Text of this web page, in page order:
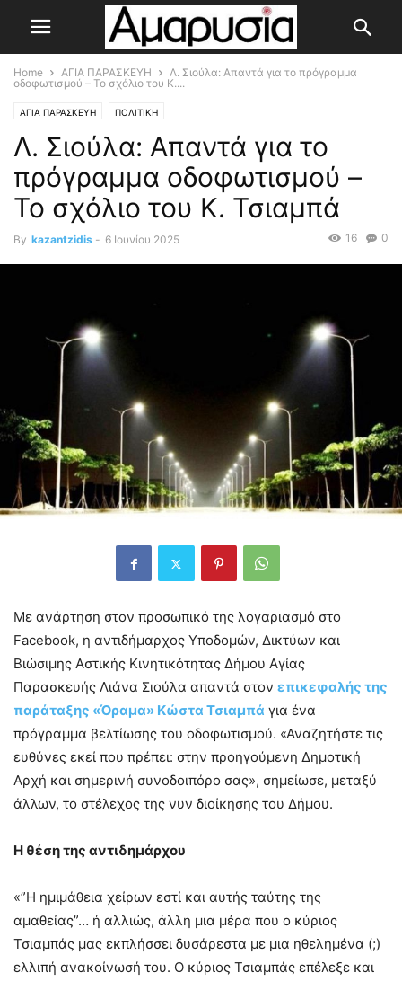
Home ΑΓΙΑ ΠΑΡΑΣΚΕΥΗ
Λ. Σιούλα: Απαντά για το πρόγραμμα
οδοφωτισμού – To σχόλιο του Κ....
ΑΓΙΑ ΠΑΡΑΣΚΕΥΗ ΠΟΛΙΤΙΚΗ
Λ. Σιούλα: Απαντά για το
πρόγραμμα οδοφωτισμού –
To σχόλιο του Κ. Τσιαμπά
By kazantzidis - 6 Ιουνίου 2025 0
16
Με ανάρτηση στον προσωπικό της λογαριασμό στο
Facebook, η αντιδήμαρχος Υποδομών, Δικτύων και
Βιώσιμης Αστικής Κινητικότητας Δήμου Αγίας
Παρασκευής Λιάνα Σιούλα απαντά στον επικεφαλής της
παράταξης «Όραμα» Κώστα Τσιαμπά για ένα
πρόγραμμα βελτίωσης του οδοφωτισμού. «Αναζητήστε τις
ευθύνες εκεί που πρέπει: στην προηγούμενη Δημοτική
Αρχή και σημερινή συνοδοιπόρο σας», σημείωσε, μεταξύ
άλλων, το στέλεχος της νυν διοίκησης του Δήμου.
H θέση της αντιδημάρχου
«”Η ημιμάθεια χείρων εστί και αυτής ταύτης της
αμαθείας”… ή αλλιώς, άλλη μια μέρα που ο κύριος
Τσιαμπάς μας εκπλήσσει δυσάρεστα με μια ηθελημένα (;)
ελλιπή ανακοίνωσή του. Ο κύριος Τσιαμπάς επέλεξε και